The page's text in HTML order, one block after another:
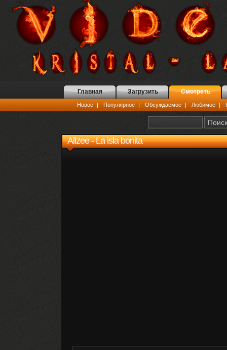
Главная Загрузить Смотреть
Новое | Популярное | Обсуждаемое | Любимое |
Alizee - La isla bonita